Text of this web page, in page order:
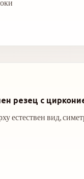
резец с
естествен вид,